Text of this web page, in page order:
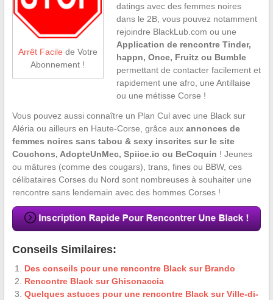
Arrêt Facile de Votre
Abonnement !
datings avec des femmes noires
dans le 2B, vous pouvez notamment
rejoindre BlackLub.com ou une
Application de rencontre Tinder,
happn, Once, Fruitz ou Bumble
permettant de contacter facilement et
rapidement une afro, une Antillaise
ou une métisse Corse !
Vous pouvez aussi connaître un Plan Cul avec une Black sur
Aléria ou ailleurs en Haute-Corse, grâce aux annonces de
femmes noires sans tabou & sexy inscrites sur le site
Couchons, AdopteUnMec, Spiice.io ou BeCoquin ! Jeunes
ou mâtures (comme des cougars), trans, fines ou BBW, ces
célibataires Corses du Nord sont nombreuses à souhaiter une
rencontre sans lendemain avec des hommes Corses !
Conseils Similaires:
Des conseils pour une rencontre Black sur Brando
Rencontre Black sur Ghisonaccia
Quelques astuces pour une rencontre Black sur Ville-di-